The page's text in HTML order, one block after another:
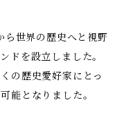
世界の歴史へと視野
ドを設立しました。
の歴史愛好家にとっ
能となりました。